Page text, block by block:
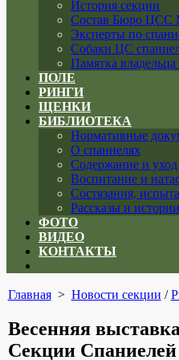
История секции
Состав Бюро
Эксперты по
Собаки ЦС
Памятка
ПОЛЕ
РИНГИ
ЩЕНКИ
БИБЛИОТЕКА
Нормативные
О спаниелях
Содержание и уход
Воспитание и
Состязания,
Рассказы и истории
ФОТО
ВИДЕО
КОНТАКТЫ
menu
Главная> Новости секции /
Весенняя
Секции